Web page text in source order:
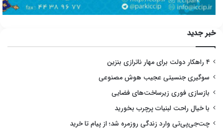
خبر جدید
۴ راهکار دولت برای مهار ناترازی بنزین
سوگیری جنسیتی عجیب هوش مصنوعی
بازسازی فوری زیرساخت‌های فضایی
با خیال راحت لبنیات پرچرب بخورید
چت‌جی‌پی‌تی وارد زندگی روزمره شد؛ از پیام تا خرید